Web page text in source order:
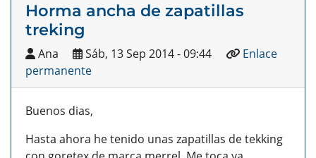
Horma ancha de zapatillas
treking
Ana Sáb, 13 Sep 2014 - 09:44
Enlace
permanente
Buenos dias,
Hasta ahora he tenido unas zapatillas de tekking